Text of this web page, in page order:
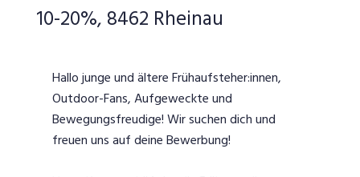
10-20%, 8462 Rheinau
Hallo junge und ältere Frühaufsteher:innen,
Outdoor-Fans, Aufgeweckte und
Bewegungsfreudige! Wir suchen dich und
freuen uns auf deine Bewerbung!